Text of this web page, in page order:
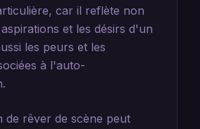
car il reflète non
et les désirs d'un
les peurs et les
à l'auto-
de rêver de scène peut